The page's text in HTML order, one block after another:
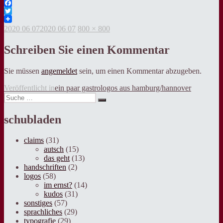
Facebook
Twitter
Veröffentlicht
2020 06 072020 06 07 Volle
800 × 800
Schreiben Sie einen Kommentar
Sie müssen angemeldet sein, um einen Kommentar abzugeben.
Beitragsnavigation
Veröffentlicht inein paar gastrologos aus hamburg/hannover
Suche
nach:
Suche
schubladen
claims (31)
autsch (15)
das geht(13)
handschriften (2)
logos (58)
im ernst? (14)
kudos (31)
sonstiges (57)
sprachliches (29)
typografie (29)